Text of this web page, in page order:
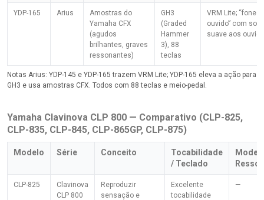
YDP-165 Arius
Amostras do
Yamaha CFX
(agudos
brilhantes, graves
ressonantes)
GH3
(Graded
Hammer
3), 88
teclas
VRM Lite; “fones
ouvido” com som
suave aos
Notas Arius: YDP-145 e YDP-165 trazem VRM Lite; YDP-165 eleva a ação para
GH3 e usa amostras CFX. Todos com 88 teclas e meio-pedal.
Yamaha Clavinova CLP 800 — Comparativo (CLP-825,
CLP-835, CLP-845, CLP-865GP, CLP-875)
Modelo Série Conceito
Tocabilidade
/ Teclado
CLP-825
Clavinova
CLP 800
Reproduzir
sensação e
Excelente
tocabilidade
—